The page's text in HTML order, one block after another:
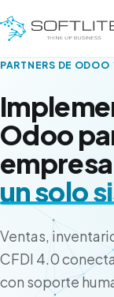
PARTNERS DE ODOO
Odoo
un solo
Ventas,
CFDI 4.0
con soporte